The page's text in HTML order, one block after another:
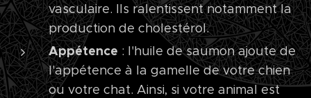
vasculaire. Ils ralentissent notamment la
production de cholestérol.
Appétence : l'huile de saumon ajoute de
l'appétence à la gamelle de votre chien
ou votre chat. Ainsi, si votre animal est